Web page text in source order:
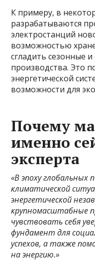
К примеру, в
разрабатываются
электростанций
возможностью
сгладить сезонные
производства. Это
энергетической
возможности для
Почему
именно
эксперта
«В эпоху глобальных
климатической
энергетической
крупномасштабные
чувствовать себя
фундамент для
успехов, а также
на энергию.»